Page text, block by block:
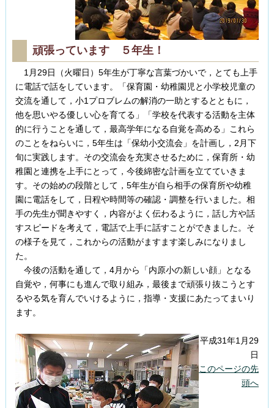
頑張っています ５年生！
1月29日（火曜日）5年生が丁寧な言葉づかいで，とても上手
に電話で話をしています。「保育園・幼稚園児と小学校児童の
交流を通して，小1プロブレムの解消の一助とするとともに，
他を思いやる優しい心を育てる」「学校を代表する活動を主体
的に行うことを通して，最高学年になる自覚を高める」これら
のことをねらいに，5年生は「保幼小交流会」を計画し，2月下
旬に実践します。その交流会を充実させるために，保育所・幼
稚園と連携を上手にとって，今後綿密な計画を立てていきま
す。その始めの段階として，5年生が自ら相手の保育所や幼稚
園に電話をして，日程や時間等の確認・調整を行いました。相
手の先生が聞きやすく，内容がよく伝わるように，話し方や話
すスピードを考えて，電話で上手に話すことができました。そ
の様子を見て，これからの活動がますます楽しみになりまし
た。
今後の活動を通して，4月から「内原小の新しい顔」となる
自覚や，何事にも進んで取り組み，最後まで頑張り抜こうとす
るやる気を育んでいけるように，指導・支援にあたってまいり
ます。
平成31年1月29
日
このページの先
頭へ